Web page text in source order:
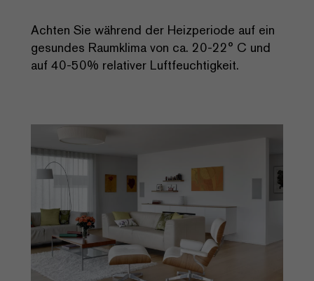
Achten Sie während der Heizperiode auf ein
gesundes Raumklima von ca. 20-22° C und
auf 40-50% relativer Luftfeuchtigkeit.